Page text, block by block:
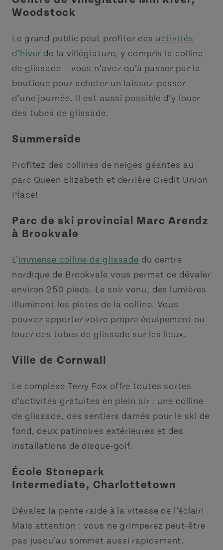
Woodstock
Le grand public peut profiter des activités
d’hiver de la villégiature, y compris la colline
de glissade – vous n’avez qu’à passer par la
boutique pour acheter un laissez-passer
d’une journée. Il est aussi possible d’y louer
des tubes de glissade.
Summerside
Profitez des collines de neiges géantes au
parc Queen Elizabeth et derrière Credit Union
Place!
Parc de ski provincial Marc Arendz
à Brookvale
L’immense colline de glissade du centre
nordique de Brookvale vous permet de dévaler
environ 250 pieds. Le soir venu, des lumières
illuminent les pistes de la colline. Vous
pouvez apporter votre propre équipement ou
louer des tubes de glissade sur les lieux.
Ville de Cornwall
Le complexe Terry Fox offre toutes sortes
d’activités gratuites en plein air : une colline
de glissade, des sentiers damés pour le ski de
fond, deux patinoires extérieures et des
installations de disque-golf.
École Stonepark
Intermediate, Charlottetown
Dévalez la pente raide à la vitesse de l’éclair!
Mais attention : vous ne grimperez peut-être
pas jusqu’au sommet aussi rapidement.